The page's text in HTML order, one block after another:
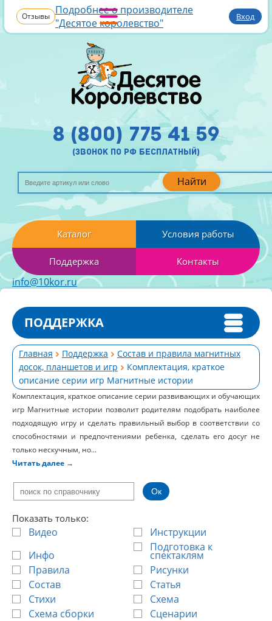
Отзывы Подробнее о производителе
"Десятое королевство"
Вход
Найти
8 (800) 775 41 59
(звонок по рф бесплатный)
Каталог Условия работы
Поддержка Контакты
info@10kor.ru
ПОДДЕРЖКА
Главная Поддержка
Состав и правила магнитных
досок, планшетов и игр
Комплектация, краткое
описание серии игр Магнитные истории
Комплектация, краткое описание серии развивающих и обучающих
игр Магнитные истории позволит родителям подобрать наиболее
подходящую игру и сделать правильный выбор в соответствии со
способностями и предпочтениями ребенка, сделать его досуг не
только нескучным, но...
Читать далее →
Показать только:
Видео
Инструкции
Инфо
Подготовка к
спектаклям
Правила
Рисунки
Состав
Статья
Стихи
Схема
Схема сборки
Сценарии